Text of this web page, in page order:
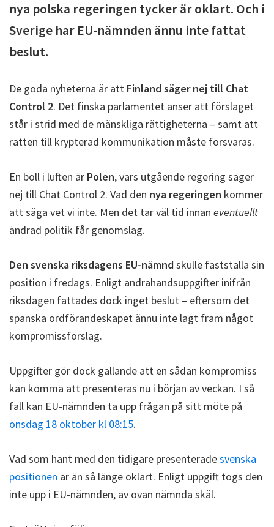
nya polska regeringen tycker är oklart. Och i
Sverige har EU-nämnden ännu inte fattat
beslut.
De goda nyheterna är att Finland säger nej till Chat
Control 2. Det finska parlamentet anser att förslaget
står i strid med de mänskliga rättigheterna – samt att
rätten till krypterad kommunikation måste försvaras.
En boll i luften är Polen, vars utgående regering säger
nej till Chat Control 2. Vad den nya regeringen kommer
att säga vet vi inte. Men det tar väl tid innan eventuellt
ändrad politik får genomslag.
Den svenska riksdagens EU-nämndskulle fastställa sin
position i fredags. Enligt andrahandsuppgifter inifrån
riksdagen fattades dock inget beslut – eftersom det
spanska ordförandeskapet ännu inte lagt fram något
kompromissförslag.
Uppgifter gör dock gällande att en sådan kompromiss
kan komma att presenteras nu i början av veckan. I så
fall kan EU-nämnden ta upp frågan på sitt möte på
onsdag 18 oktober kl 08:15.
Vad som hänt med den tidigare presenteradesvenska
positionen är än så länge oklart. Enligt uppgift togs den
inte upp i EU-nämnden, av ovan nämnda skäl.